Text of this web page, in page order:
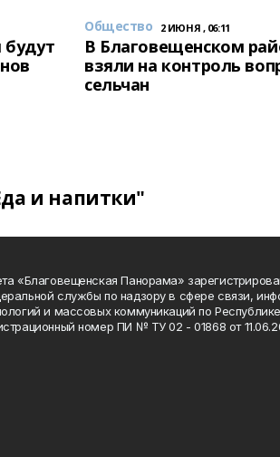
Общество 2 ИЮНЯ , 06:11
В Благовещенском
взяли на контроль
сельчан
и напитки"
«Благовещенская Панорама»
службы по надзору в сфере связи,
и массовых коммуникаций по
номер ПИ № ТУ 02 - 01868 от